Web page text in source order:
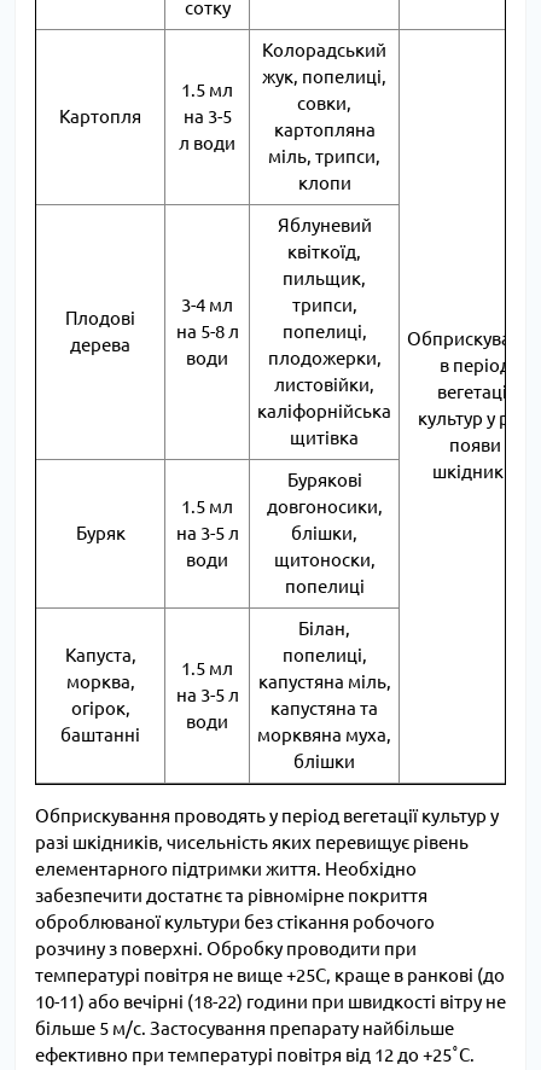
сотку
Картопля
1.5 мл
на 3-5
л води
Колорадський
жук, попелиці,
совки,
картопляна
міль, трипси,
клопи
Обприскування
в період
вегетації
культур у разі
появи
шкідників
Плодові
дерева
3-4 мл
на 5-8 л
води
Яблуневий
квіткоїд,
пильщик,
трипси,
попелиці,
плодожерки,
листовійки,
каліфорнійська
щитівка
Буряк
1.5 мл
на 3-5 л
води
Бурякові
довгоносики,
блішки,
щитоноски,
попелиці
Капуста,
морква,
огірок,
баштанні
1.5 мл
на 3-5 л
води
Білан,
попелиці,
капустяна міль,
капустяна та
морквяна муха,
блішки
Обприскування проводять у період вегетації культур у
разі шкідників, чисельність яких перевищує рівень
елементарного підтримки життя. Необхідно
забезпечити достатнє та рівномірне покриття
оброблюваної культури без стікання робочого
розчину з поверхні. Обробку проводити при
температурі повітря не вище +25С, краще в ранкові (до
10-11) або вечірні (18-22) години при швидкості вітру не
більше 5 м/с. Застосування препарату найбільше
ефективно при температурі повітря від 12 до +25˚С.